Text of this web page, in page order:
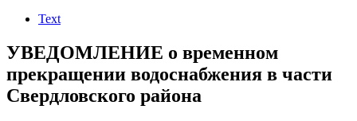
Text
УВЕДОМЛЕНИЕ о временном
прекращении водоснабжения в части
Свердловского района